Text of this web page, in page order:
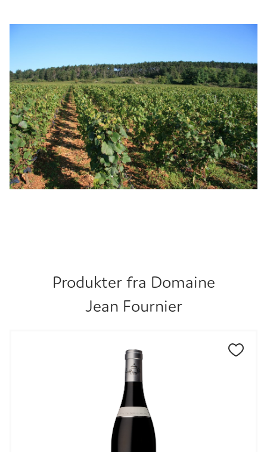
Produkter fra Domaine
Jean Fournier